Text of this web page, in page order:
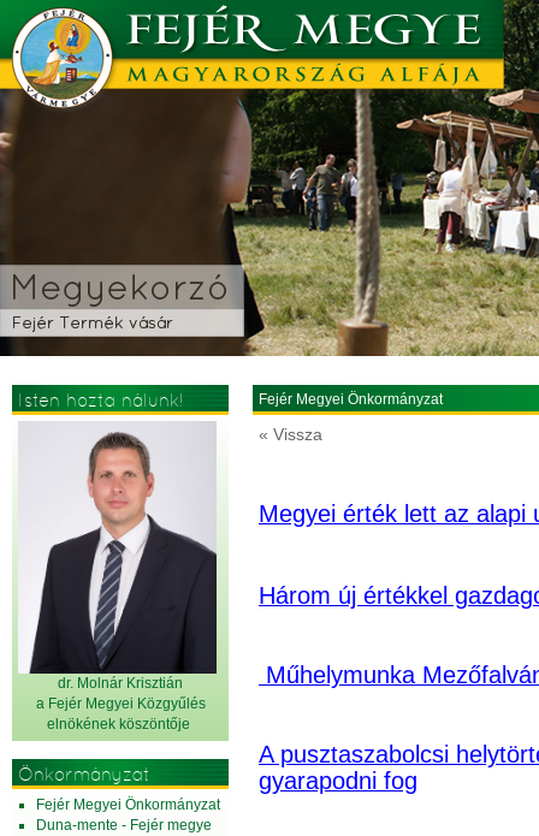
Isten hozta nálunk!
dr. Molnár Krisztián
a Fejér Megyei Közgyűlés
elnökének köszöntője
Önkormányzat
Fejér Megyei Önkormányzat
Duna-mente - Fejér megye
Fejér Megyei Önkormányzat
« Vissza
Megyei érték lett az alapi
Három új értékkel
Műhelymunka
A pusztaszabolcsi
gyarapodni fog